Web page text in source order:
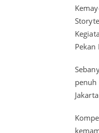
Pekan
penuh